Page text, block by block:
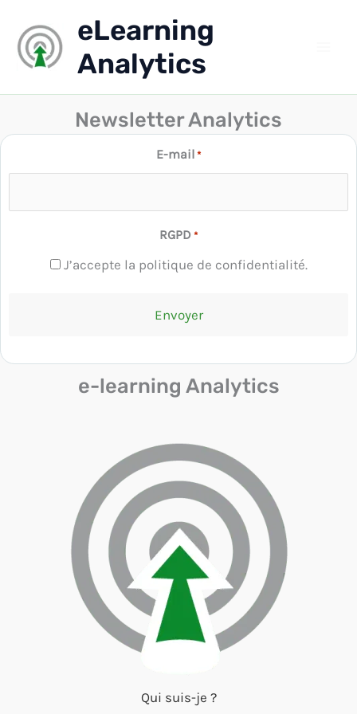
contenu
eLearning
Analytics
Newsletter Analytics
E-mail *
RGPD *
J’accepte la politique de confidentialité.
e-learning Analytics
Qui suis-je ?